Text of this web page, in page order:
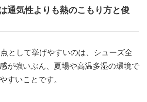
通気性よりも熱のこもり方と俊
として挙げやすいのは、シューズ全
が強いぶん、夏場や高温多湿の環境で
すいことです。